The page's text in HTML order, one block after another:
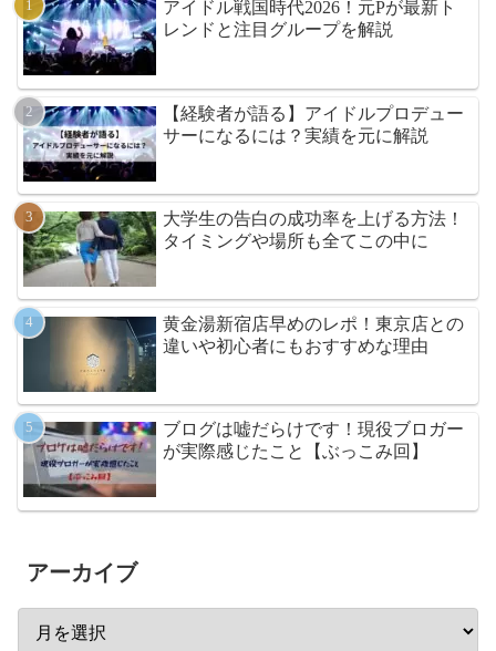
アイドル戦国時代2026！元Pが最新ト
レンドと注目グループを解説
【経験者が語る】アイドルプロデュー
サーになるには？実績を元に解説
大学生の告白の成功率を上げる方法！
タイミングや場所も全てこの中に
黄金湯新宿店早めのレポ！東京店との
違いや初心者にもおすすめな理由
ブログは嘘だらけです！現役ブロガー
が実際感じたこと【ぶっこみ回】
アーカイブ